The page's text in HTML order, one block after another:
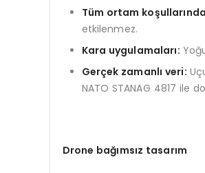
Tüm ortam
etkilenmez.
Kara uygulamaları:
Gerçek zamanlıveri:
NATO STANAG 4817 ile
Drone bağımsız tasarım